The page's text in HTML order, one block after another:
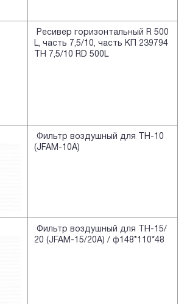
Ресивер горизонтальный R 500
L, часть 7,5/10, часть КП 239794
TH 7,5/10 RD 500L
Фильтр воздушный для TH-10
(JFAM-10A)
Фильтр воздушный для TH-15/
20 (JFAM-15/20A) / ф148*110*48